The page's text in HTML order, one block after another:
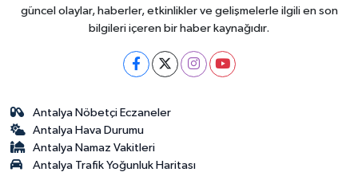
güncel olaylar, haberler, etkinlikler ve gelişmelerle ilgili en son
bilgileri içeren bir haber kaynağıdır.
Antalya Nöbetçi Eczaneler
Antalya Hava Durumu
Antalya Namaz Vakitleri
Antalya Trafik Yoğunluk Haritası